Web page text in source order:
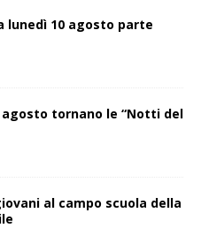
lunedì 10 agosto parte
agosto tornano le “Notti del
al campo scuola della